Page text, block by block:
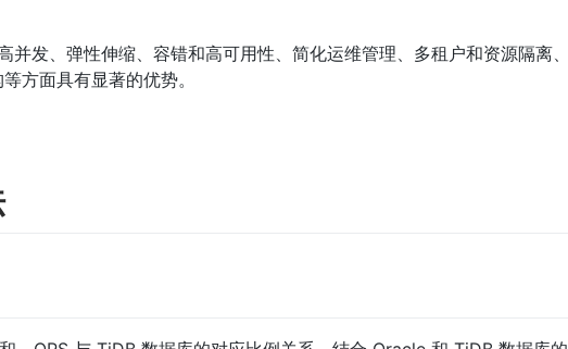
发、弹性伸缩、容错和高可用性、简化运维管理、多租户和资源隔离、
方面具有显著的优势。